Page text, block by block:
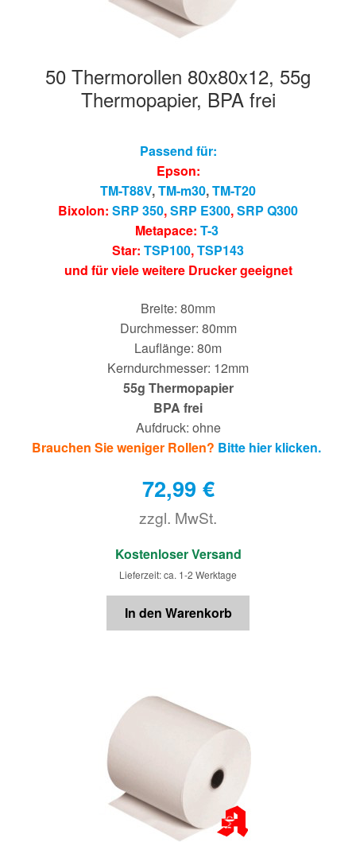
50 Thermorollen 80x80x12, 55g
Thermopapier, BPA frei
Passend für:
Epson:
TM-T88V,TM-m30,TM-T20
Bixolon: SRP 350,SRP E300,SRP Q300
Metapace: T-3
Star: TSP100,TSP143
und für viele weitere Drucker geeignet
Breite: 80mm
Durchmesser: 80mm
Lauflänge: 80m
Kerndurchmesser: 12mm
55g Thermopapier
BPA frei
Aufdruck: ohne
Brauchen Sie weniger Rollen? Bitte hier klicken.
72,99 €
zzgl. MwSt.
€
Kostenloser Versand
Lieferzeit: ca. 1-2 Werktage
In den Warenkorb